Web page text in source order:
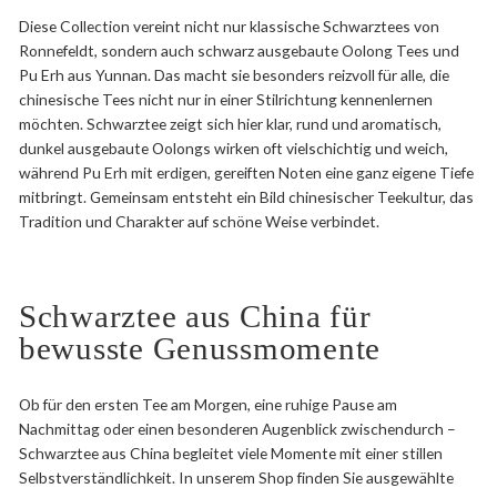
Diese Collection vereint nicht nur klassische Schwarztees von
Ronnefeldt, sondern auch schwarz ausgebaute Oolong Tees und
Pu Erh aus Yunnan. Das macht sie besonders reizvoll für alle, die
chinesische Tees nicht nur in einer Stilrichtung kennenlernen
möchten. Schwarztee zeigt sich hier klar, rund und aromatisch,
dunkel ausgebaute Oolongs wirken oft vielschichtig und weich,
während Pu Erh mit erdigen, gereiften Noten eine ganz eigene Tiefe
mitbringt. Gemeinsam entsteht ein Bild chinesischer Teekultur, das
Tradition und Charakter auf schöne Weise verbindet.
Schwarztee aus China für
bewusste Genussmomente
Ob für den ersten Tee am Morgen, eine ruhige Pause am
Nachmittag oder einen besonderen Augenblick zwischendurch –
Schwarztee aus China begleitet viele Momente mit einer stillen
Selbstverständlichkeit. In unserem Shop finden Sie ausgewählte